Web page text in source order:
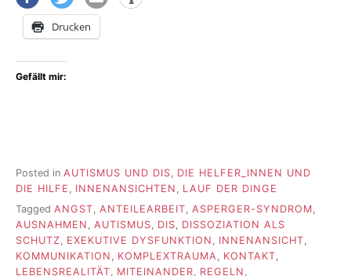
Drucken
Gefällt mir:
Posted in AUTISMUS UND DIS
DIE HELFER_INNEN UND
DIE HILFE
INNENANSICHTEN
LAUF DER DINGE
Tagged ANGST, ANTEILEARBEIT, ASPERGER-SYNDROM,
AUSNAHMEN , AUTISMUS, DIS, DISSOZIATION ALS
SCHUTZ, EXEKUTIVE DYSFUNKTION , INNENANSICHT,
KOMMUNIKATION , KOMPLEXTRAUMA, KONTAKT,
LEBENSREALITÄT, MITEINANDER, REGELN ,